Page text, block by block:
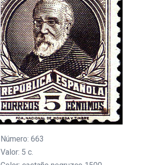
Número: 663
Valor: 5 c.